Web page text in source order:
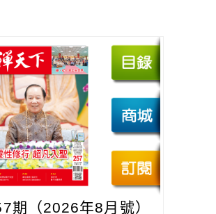
期（2026年8月號）